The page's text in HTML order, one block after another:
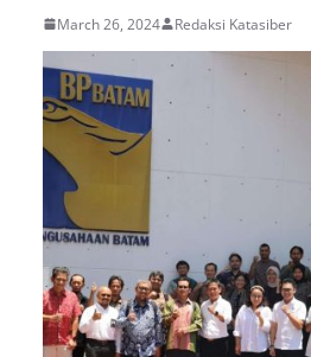
March 26, 2024 Redaksi Katasiber